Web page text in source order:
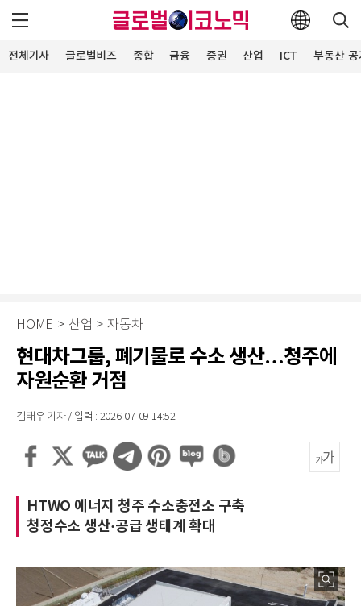
전체기사 글로벌비즈 종합 금융 증권 산업 ICT 부동산·
HOME > 산업 > 자동차
현대차그룹, 폐기물로 수소 생산…청주에
자원순환 거점
김태우 기자 / 입력 : 2026-07-09 14:52
HTWO 에너지 청주 수소충전소 구축
청정수소 생산·공급 생태계 확대